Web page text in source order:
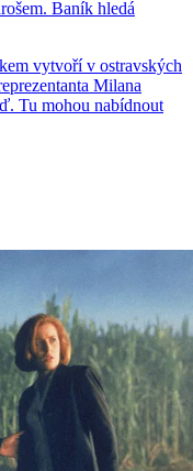
Baník hledá
vytvoří v ostravských
Milana
Tu mohou nabídnout